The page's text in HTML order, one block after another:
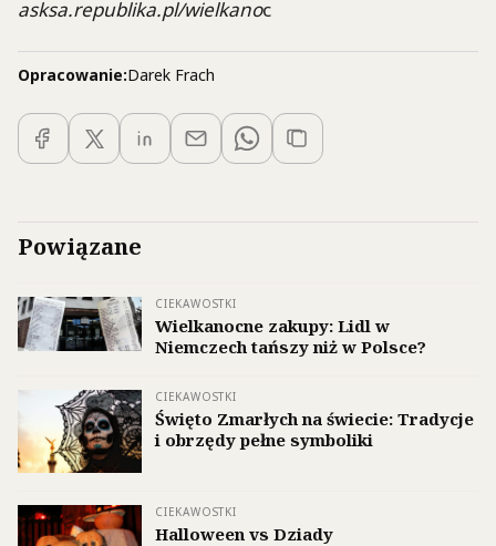
asksa.republika.pl/wielkanoc
Opracowanie:Darek Frach
Powiązane
CIEKAWOSTKI
Wielkanocne zakupy: Lidl w
Niemczech tańszy niż w Polsce?
CIEKAWOSTKI
Święto Zmarłych na świecie: Tradycje
i obrzędy pełne symboliki
CIEKAWOSTKI
Halloween vs Dziady